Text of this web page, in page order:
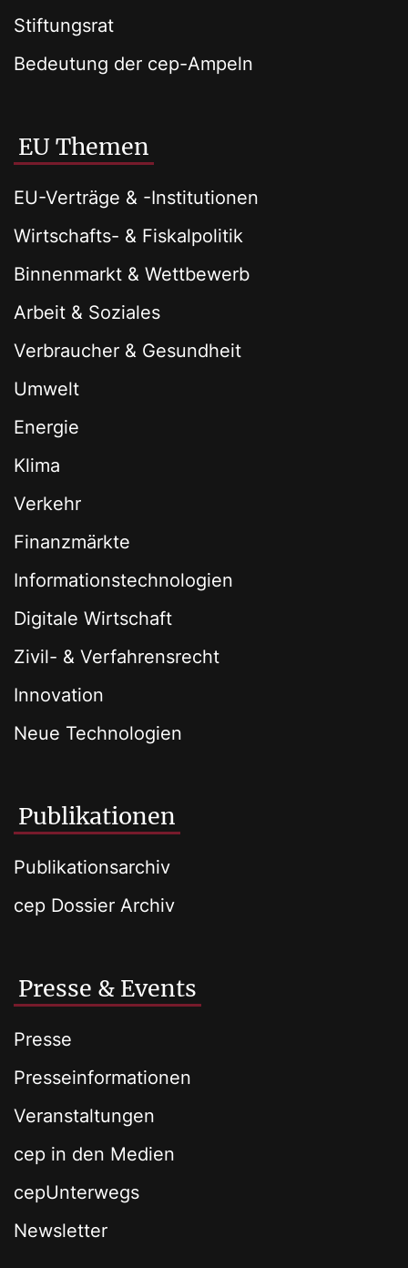
Stiftungsrat
Bedeutung der cep-Ampeln
EU Themen
EU-Verträge & -Institutionen
Wirtschafts- & Fiskalpolitik
Binnenmarkt & Wettbewerb
Arbeit & Soziales
Verbraucher & Gesundheit
Umwelt
Energie
Klima
Verkehr
Finanzmärkte
Informationstechnologien
Digitale Wirtschaft
Zivil- & Verfahrensrecht
Innovation
Neue Technologien
Publikationen
Publikationsarchiv
cep Dossier Archiv
Presse & Events
Presse
Presseinformationen
Veranstaltungen
cep in den Medien
cepUnterwegs
Newsletter